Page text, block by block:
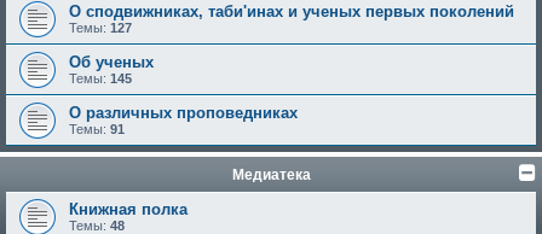
О сподвижниках, таби'инах и ученых первых поколений
Темы: 127
Об ученых
Темы: 145
О различных проповедниках
Темы: 91
Медиатека
Книжная полка
Темы: 48